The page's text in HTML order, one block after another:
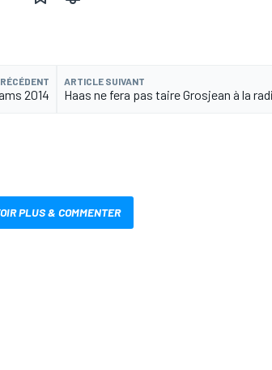
2014
ARTICLE SUIVANT
Haas ne fera pas taire Grosjean à la
PLUS & COMMENTER